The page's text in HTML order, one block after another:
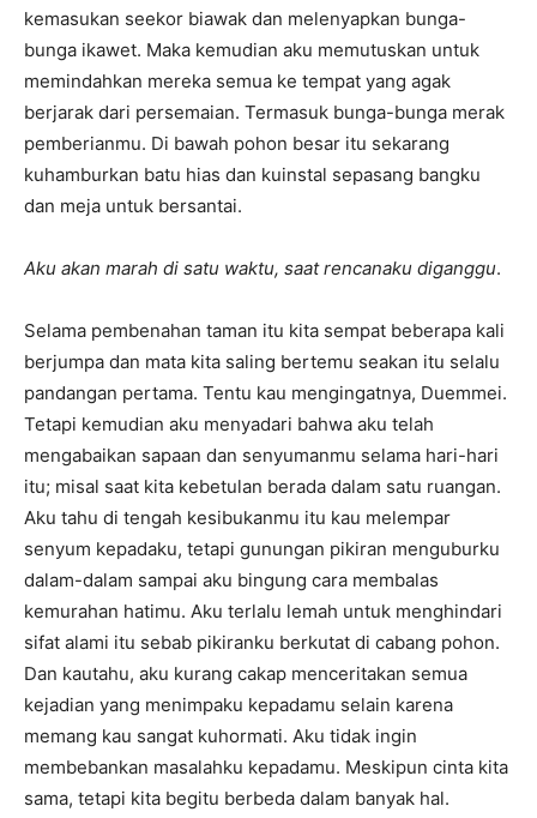
kemasukan seekor biawak dan melenyapkan bunga-
bunga ikawet. Maka kemudian aku memutuskan untuk
memindahkan mereka semua ke tempat yang agak
berjarak dari persemaian. Termasuk bunga-bunga merak
pemberianmu. Di bawah pohon besar itu sekarang
kuhamburkan batu hias dan kuinstal sepasang bangku
dan meja untuk bersantai.
Aku akan marah di satu waktu, saat rencanaku diganggu.
Selama pembenahan taman itu kita sempat beberapa kali
berjumpa dan mata kita saling bertemu seakan itu selalu
pandangan pertama. Tentu kau mengingatnya, Duemmei.
Tetapi kemudian aku menyadari bahwa aku telah
mengabaikan sapaan dan senyumanmu selama hari-hari
itu; misal saat kita kebetulan berada dalam satu ruangan.
Aku tahu di tengah kesibukanmu itu kau melempar
senyum kepadaku, tetapi gunungan pikiran menguburku
dalam-dalam sampai aku bingung cara membalas
kemurahan hatimu. Aku terlalu lemah untuk menghindari
sifat alami itu sebab pikiranku berkutat di cabang pohon.
Dan kautahu, aku kurang cakap menceritakan semua
kejadian yang menimpaku kepadamu selain karena
memang kau sangat kuhormati. Aku tidak ingin
membebankan masalahku kepadamu. Meskipun cinta kita
sama, tetapi kita begitu berbeda dalam banyak hal.